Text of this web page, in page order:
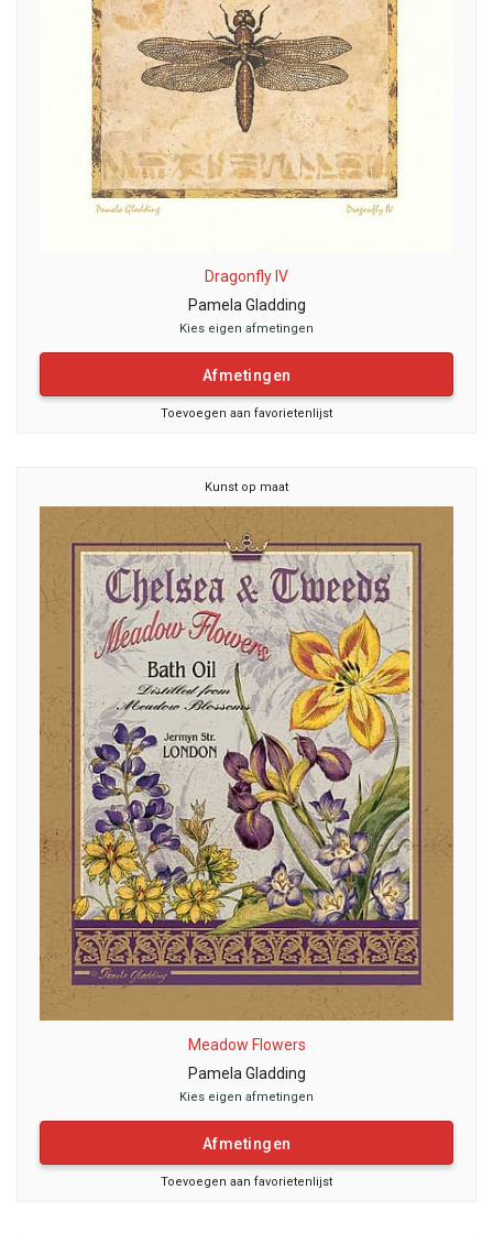
Dragonfly IV
Pamela Gladding
Kies eigen afmetingen
Afmetingen
Toevoegen aan favorietenlijst
Kunst op maat
Meadow Flowers
Pamela Gladding
Kies eigen afmetingen
Afmetingen
Toevoegen aan favorietenlijst